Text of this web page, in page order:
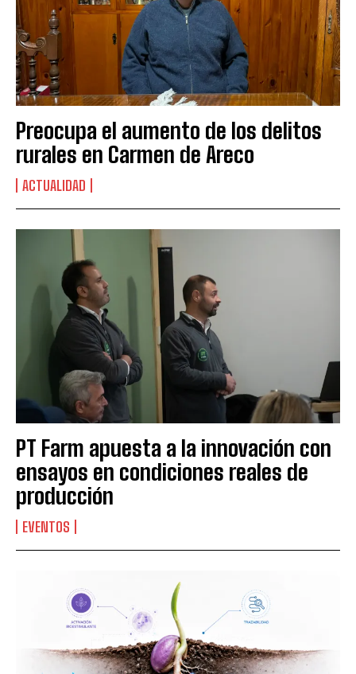
Suscribite al Newsletter
QUIERO SUSCRIBIRME
Preocupa el aumento de los delitos
rurales en Carmen de Areco
ACTUALIDAD
PT Farm apuesta a la innovación con
ensayos en condiciones reales de
producción
EVENTOS